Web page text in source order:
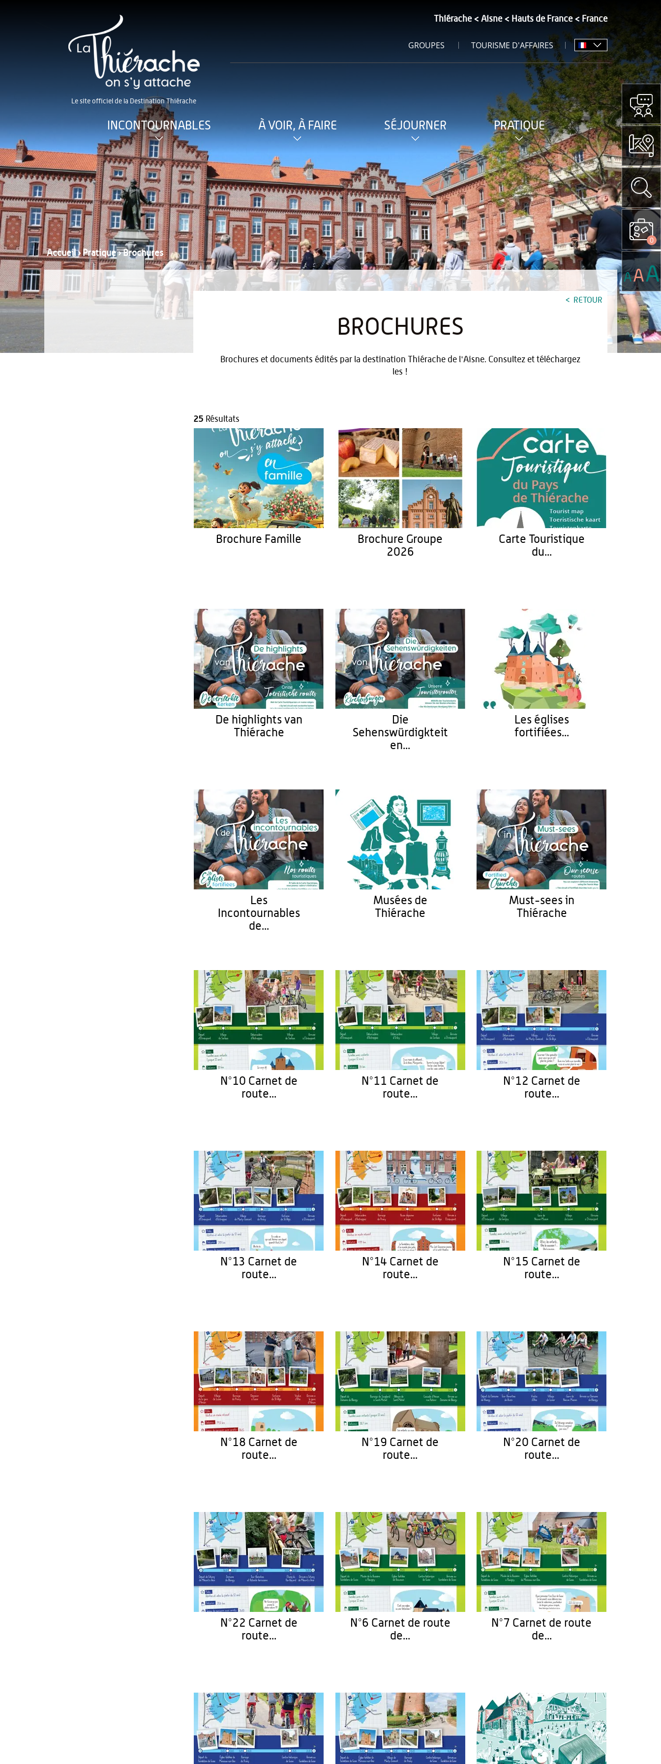
Le site officiel de la Destination Thiérache
Thiérache Aisne Hauts de France France
GROUPES TOURISME D'AFFAIRES
INCONTOURNABLES À VOIR, À FAIRE SÉJOURNER PRATIQUE
Accueil›Pratique›Brochures
RETOUR
BROCHURES
Brochures et documents édités par la destination Thiérache de l'Aisne. Consultez et téléchargez
les !
25 Résultats
Brochure Famille
Brochure Groupe
2026
Carte Touristique
du...
De highlights van
Thiérache
Die
Sehenswürdigkteit
en...
Les églises
fortifiées...
Les
Incontournables
de...
Musées de
Thiérache
Must-sees in
Thiérache
N°10 Carnet de
route...
N°11 Carnet de
route...
N°12 Carnet de
route...
N°13 Carnet de
route...
N°14 Carnet de
route...
N°15 Carnet de
route...
N°18 Carnet de
route...
N°19 Carnet de
route...
N°20 Carnet de
route...
N°22 Carnet de
route...
N°6 Carnet de route
de...
N°7 Carnet de route
de...
0
AAA